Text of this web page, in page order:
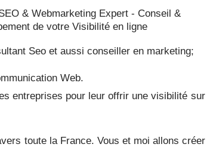
& Webmarketing Expert - Conseil &
de votre Visibilité en ligne
Seo et aussi conseiller en marketing;
Web.
entreprises pour leur offrir une visibilité sur
toute la France. Vous et moi allons créer